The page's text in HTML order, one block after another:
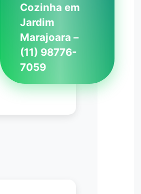
Cozinha em
Jardim
Marajoara –
(11) 98776-
7059